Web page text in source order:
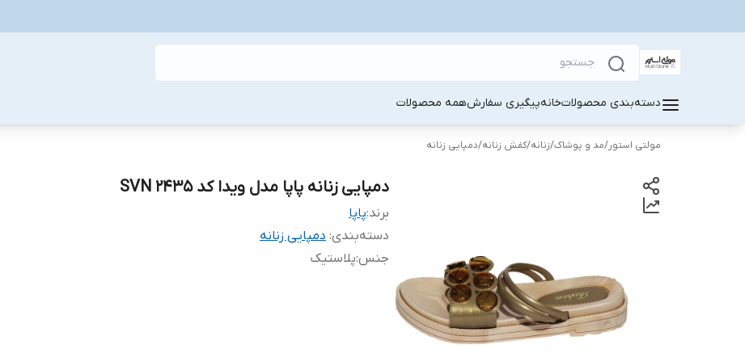
دسته‌بندی محصولاتخانهپیگیری سفارشهمه محصولات
مولتی استور/مد و پوشاک/زنانه/کفش زنانه/دمپایی زنانه
دمپایی زنانه پاپا مدل ویدا کد SVN 2435
برند:پاپا
دسته‌بندی: دمپایی زنانه
جنس:پلاستیک